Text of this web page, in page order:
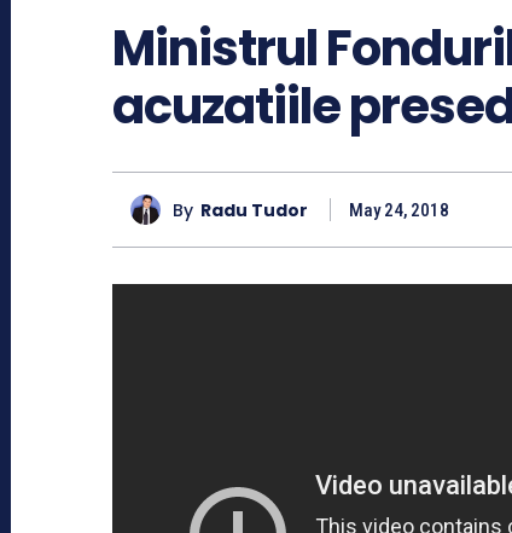
Ministrul
acuzatiile
By Radu Tudor May 24, 2018